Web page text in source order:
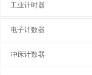
工业计时器
电子计数器
冲床计数器